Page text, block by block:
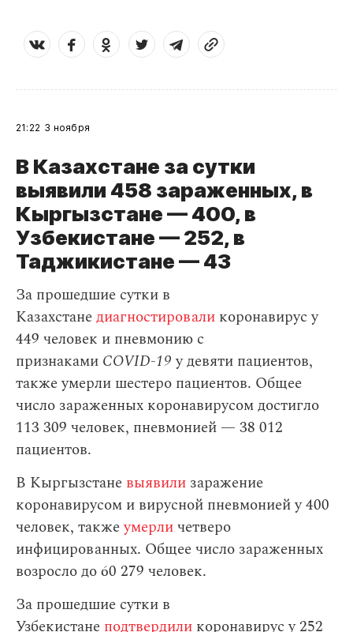
21:22 3 ноября
В Казахстане за сутки
выявили 458 зараженных, в
Кыргызстане — 400, в
Узбекистане — 252, в
Таджикистане — 43
За прошедшие сутки в
Казахстанедиагностировали коронавирус у
449 человек и пневмонию с
признаками COVID-19у девяти пациентов,
также умерли шестеро пациентов. Общее
число зараженных коронавирусом достигло
113 309 человек, пневмонией — 38 012
пациентов.
В Кыргызстане выявили заражение
коронавирусом и вирусной пневмонией у 400
человек, такжеумерличетверо
инфицированных. Общее число зараженных
возросло до 60 279 человек.
За прошедшие сутки в
Узбекистане подтвердили коронавирус у 252